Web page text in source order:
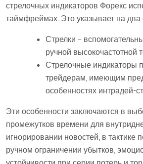
стрелочных индикаторов Форекс
таймфреймах. Это указывает на два
Стрелки –
ручной высокочастотной
Стрелочные индикаторы
трейдерам, имеющим
особенностях интрадей-
Эти особенности заключаются в
промежутков времени для
игнорировании новостей, в тактике
ручном ограничении убытков,